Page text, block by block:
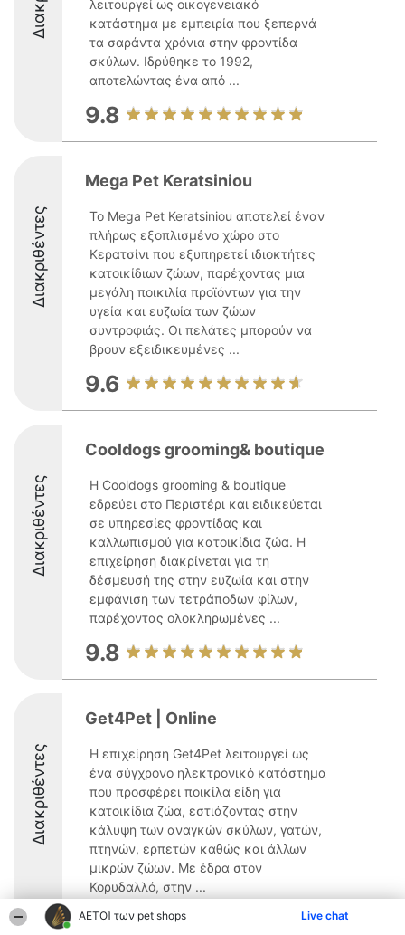
ΑΕΤΟΊ των pet shops Live chat
λειτουργεί ως οικογενειακό
κατάστημα με εμπειρία που ξεπερνά
τα σαράντα χρόνια στην φροντίδα
σκύλων. Ιδρύθηκε το 1992,
αποτελώντας ένα από ...
9.8
Διακριθέντες
Mega Pet Keratsiniou
Το Mega Pet Keratsiniou αποτελεί έναν
πλήρως εξοπλισμένο χώρο στο
Κερατσίνι που εξυπηρετεί ιδιοκτήτες
κατοικίδιων ζώων, παρέχοντας μια
μεγάλη ποικιλία προϊόντων για την
υγεία και ευζωία των ζώων
συντροφιάς. Οι πελάτες μπορούν να
βρουν εξειδικευμένες ...
9.6
Διακριθέντες
Cooldogs grooming& boutique
Η Cooldogs grooming & boutique
εδρεύει στο Περιστέρι και ειδικεύεται
σε υπηρεσίες φροντίδας και
καλλωπισμού για κατοικίδια ζώα. Η
επιχείρηση διακρίνεται για τη
δέσμευσή της στην ευζωία και στην
εμφάνιση των τετράποδων φίλων,
παρέχοντας ολοκληρωμένες ...
9.8
Διακριθέντες
Get4Pet | Online
Η επιχείρηση Get4Pet λειτουργεί ως
ένα σύγχρονο ηλεκτρονικό κατάστημα
που προσφέρει ποικίλα είδη για
κατοικίδια ζώα, εστιάζοντας στην
κάλυψη των αναγκών σκύλων, γατών,
πτηνών, ερπετών καθώς και άλλων
μικρών ζώων. Με έδρα στον
Κορυδαλλό, στην ...
8.7